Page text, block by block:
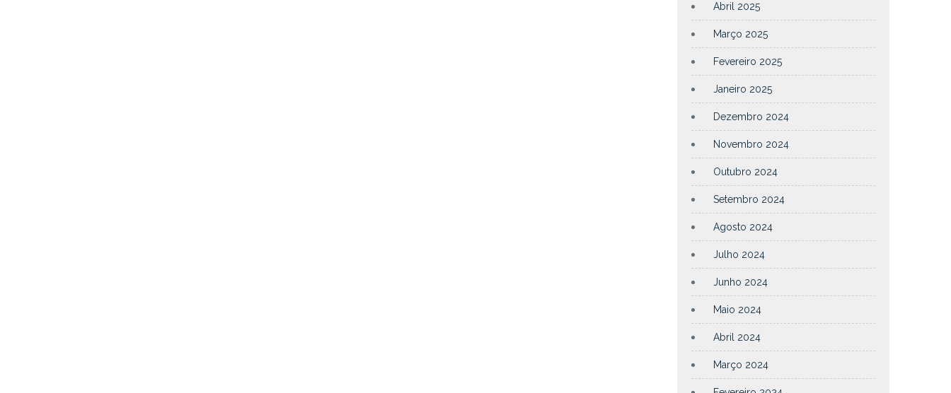
Abril 2025
Março 2025
Fevereiro 2025
Janeiro 2025
Dezembro 2024
Novembro 2024
Outubro 2024
Setembro 2024
Agosto 2024
Julho 2024
Junho 2024
Maio 2024
Abril 2024
Março 2024